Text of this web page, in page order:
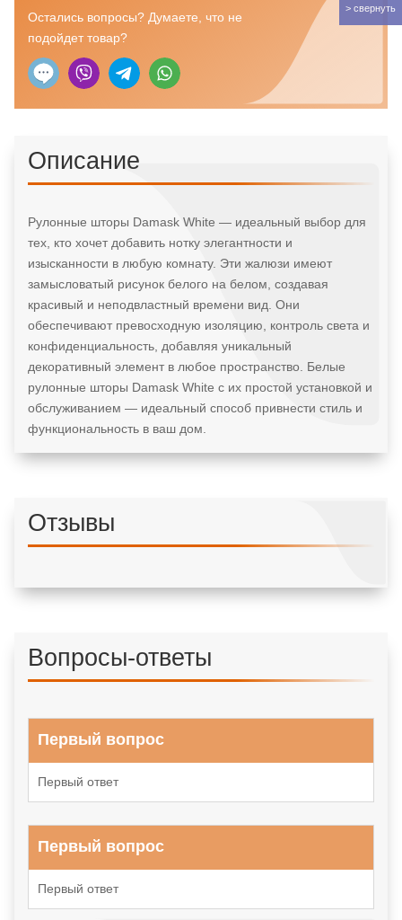
(Германия)
Остались вопросы? Думаете, что не
подойдет товар?
Описание
Рулонные шторы Damask White — идеальный выбор для
тех, кто хочет добавить нотку элегантности и
изысканности в любую комнату. Эти жалюзи имеют
замысловатый рисунок белого на белом, создавая
красивый и неподвластный времени вид. Они
обеспечивают превосходную изоляцию, контроль света и
конфиденциальность, добавляя уникальный
декоративный элемент в любое пространство. Белые
рулонные шторы Damask White с их простой установкой и
обслуживанием — идеальный способ привнести стиль и
функциональность в ваш дом.
Отзывы
Вопросы-ответы
Первый вопрос
Первый ответ
Первый вопрос
Первый ответ